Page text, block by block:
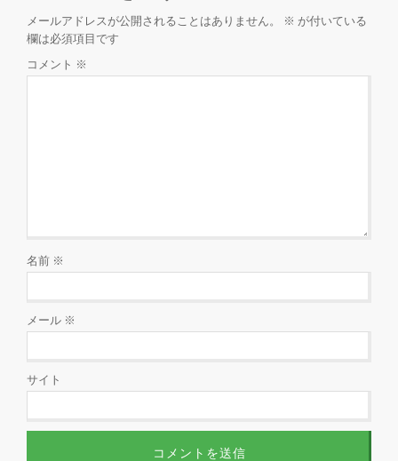
メールアドレスが公開されることはありません。 ※ が付いている
欄は必須項目です
コメント ※
名前 ※
メール ※
サイト